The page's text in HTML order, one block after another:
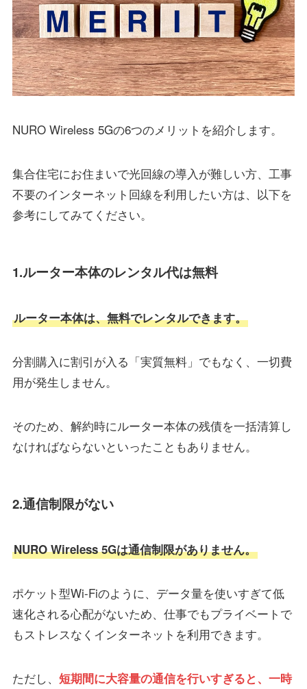
NURO Wireless 5Gの6つのメリットを紹介します。
集合住宅にお住まいで光回線の導入が難しい方、工事
不要のインターネット回線を利用したい方は、以下を
参考にしてみてください。
1.ルーター本体のレンタル代は無料
ルーター本体は、無料でレンタルできます。
分割購入に割引が入る「実質無料」でもなく、一切費
用が発生しません。
そのため、解約時にルーター本体の残債を一括清算し
なければならないといったこともありません。
2.通信制限がない
NURO Wireless 5Gは通信制限がありません。
ポケット型Wi-Fiのように、データ量を使いすぎて低
速化される心配がないため、仕事でもプライベートで
もストレスなくインターネットを利用できます。
ただし、 短期間に大容量の通信を行いすぎると、一時